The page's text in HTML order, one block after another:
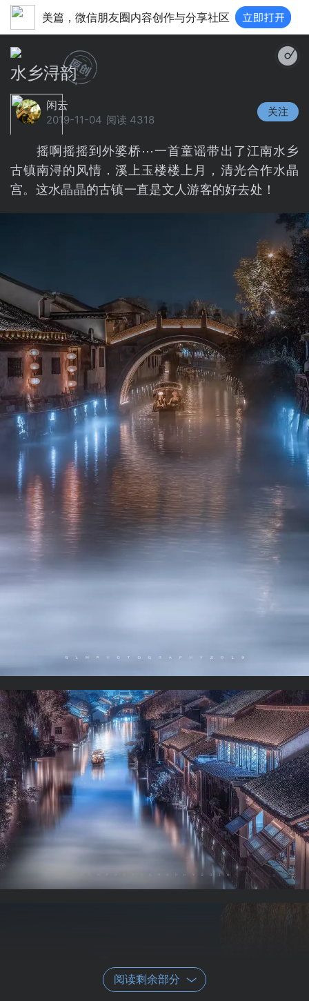
美篇，微信朋友圈内容创作与分享社区
水乡浔韵
闲云
2019-11-04 阅读 4318
关注
摇啊摇摇到外婆桥⋯一首童谣带出了江南水乡
古镇南浔的风情．溪上玉楼楼上月，清光合作水晶
宫。这水晶晶的古镇一直是文人游客的好去处！
阅读剩余部分